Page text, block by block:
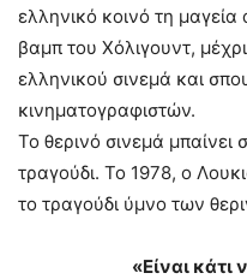
ελληνικό κοινό τη μαγεία
βαμπ του Χόλιγουντ,
ελληνικού σινεμά και
κινηματογραφιστών.
Το θερινό σινεμά μπαίνει
τραγούδι. Το 1978, ο
το τραγούδι ύμνο των
«Είναι κάτι